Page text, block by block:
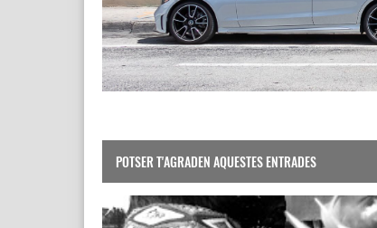
POTSER T'AGRADEN AQUESTES ENTRADES